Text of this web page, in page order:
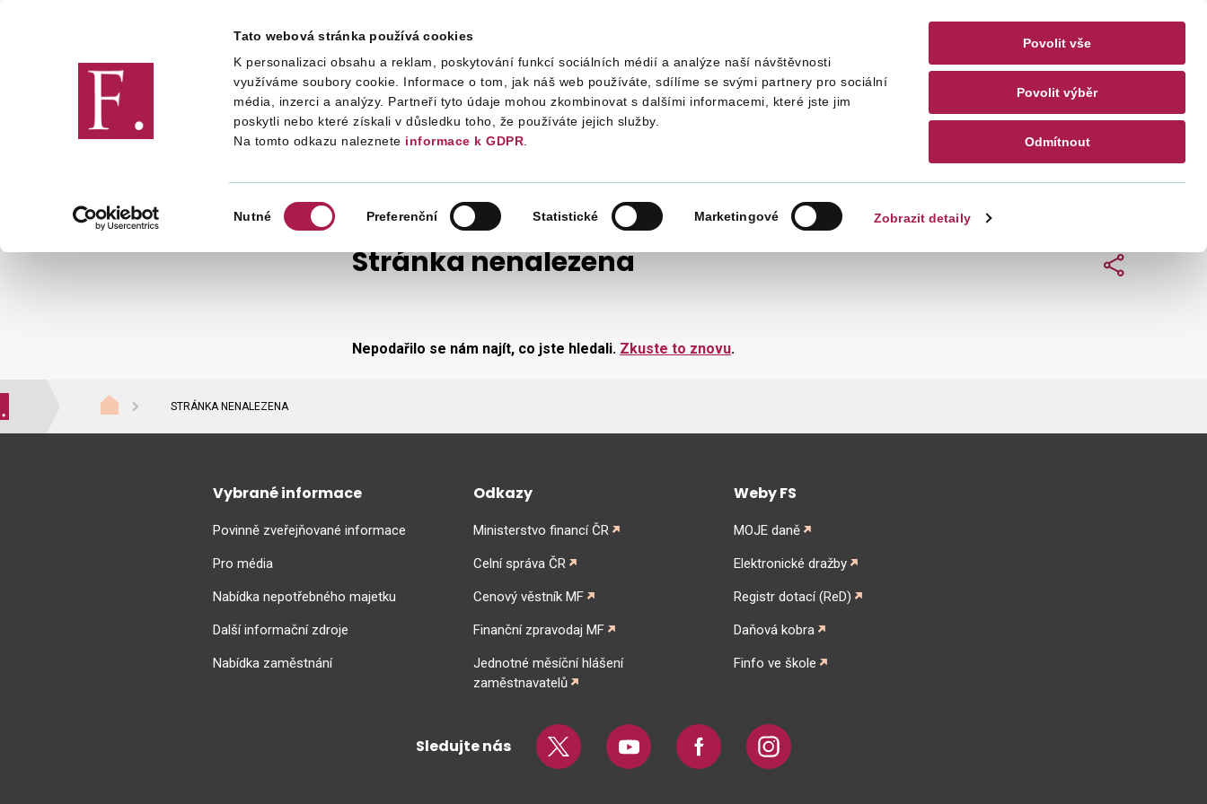
Tato webová stránka používá cookies
K personalizaci obsahu a reklam, poskytování funkcí sociálních médií a analýze naší návštěvnosti
využíváme soubory cookie. Informace o tom, jak náš web používáte, sdílíme se svými partnery pro sociální
média, inzerci a analýzy. Partneři tyto údaje mohou zkombinovat s dalšími informacemi, které jste jim
poskytli nebo které získali v důsledku toho, že používáte jejich služby.
Na tomto odkazu naleznete informace k GDPR.
souhlasu
Nutné Preferenční Statistické Marketingové Zobrazit detaily
Povolit vše
Povolit výběr
Odmítnout
Finanční správa Daně Mezinárodní spolupráce Kontakty CZ EN
Stránka nenalezena Sdílet
Nepodařilo se nám najít, co jste hledali. Zkuste to znovu.
STRÁNKA NENALEZENA
Vybrané informace
Povinně zveřejňované informace
Pro média
Nabídka nepotřebného majetku
Další informační zdroje
Nabídka zaměstnání
Odkazy
Ministerstvo financí ČR
Celní správa ČR
Cenový věstník MF
Finanční zpravodaj MF
Jednotné měsíční hlášení
zaměstnavatelů
Weby FS
MOJE daně
Elektronické dražby
Registr dotací (ReD)
Daňová kobra
Finfo ve škole
Sledujte nás Twitter Youtube Facebook Instagram